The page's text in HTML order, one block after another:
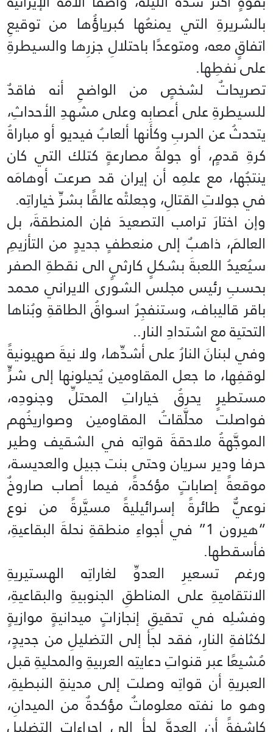
بالشريرةِ التي يمنعُها كبرياؤُها من توقيعِ
اتفاقٍ معه، ومتوعدًا باحتلالِ جزرِها والسيطرةِ
على نفطِها.
تصريحاتٌ لشخصٍ من الواضحِ أنه فاقدٌ
للسيطرةِ على أعصابِه وعلى مشهدِ الأحداثِ،
يتحدثُ عن الحربِ وكأنها ألعابُ فيديو أو مباراةُ
كرةِ قدمٍ، أو جولةُ مصارعةٍ كتلك التي كان
ينتجُها، مع علمِه أن إيران قد صرعت أوهامَه
في جولاتِ القتالِ، وجعلتْه عالقًا بشرِّ خياراتِه.
وإن اختارَ ترامب التصعيدَ فإن المنطقةَ، بل
العالمَ، ذاهبٌ إلى منعطفٍ جديدٍ من التأزيمِ
سيُعيدُ اللعبةَ بشكلٍ كارثيٍ الى نقطةِ الصفر
بحسبِ رئيس مجلس الشورى الايراني محمد
باقر قاليباف، وستنفجِرُ اسواقُ الطاقةِ وبُناها
التحتية مع اشتدادِ النار..
وفي لبنانَ النارُ على أشدِّها، ولا نيةَ صهيونيةً
لوقفِها، ما جعل المقاومين يُحيلونها إلى شرٍّ
مستطيرٍ يحرقُ خياراتِ المحتلِّ وجنودِه،
فواصلت محلَّقاتُ المقاومين وصواريخُهم
الموجَّهةُ ملاحقةَ قواتِه في الشقيف وطير
حرفا ودير سريان وحتى بنت جبيل والعديسة،
موقعةً إصاباتٍ مؤكدةً، فيما أصاب صاروخٌ
نوعيٌّ طائرةً إسرائيليةً مسيَّرةً من نوع
“هيرون 1” في أجواءِ منطقةِ نحلةَ البقاعيةِ،
فأسقطها.
ورغم تسعيرِ العدوِّ لغاراتِه الهستيريةِ
الانتقاميةِ على المناطقِ الجنوبيةِ والبقاعيةِ،
وفشلِه في تحقيقِ إنجازاتٍ ميدانيةٍ موازيةٍ
لكثافةِ النارِ، فقد لجأ إلى التضليلِ من جديدٍ،
مُشيعًا عبر قنواتِ دعايتِه العربيةِ والمحليةِ قبل
العبريةِ أن قواتِه وصلت إلى مدينةِ النبطيةِ،
وهو ما نفته معلوماتٌ مؤكدةٌ من الميدانِ،